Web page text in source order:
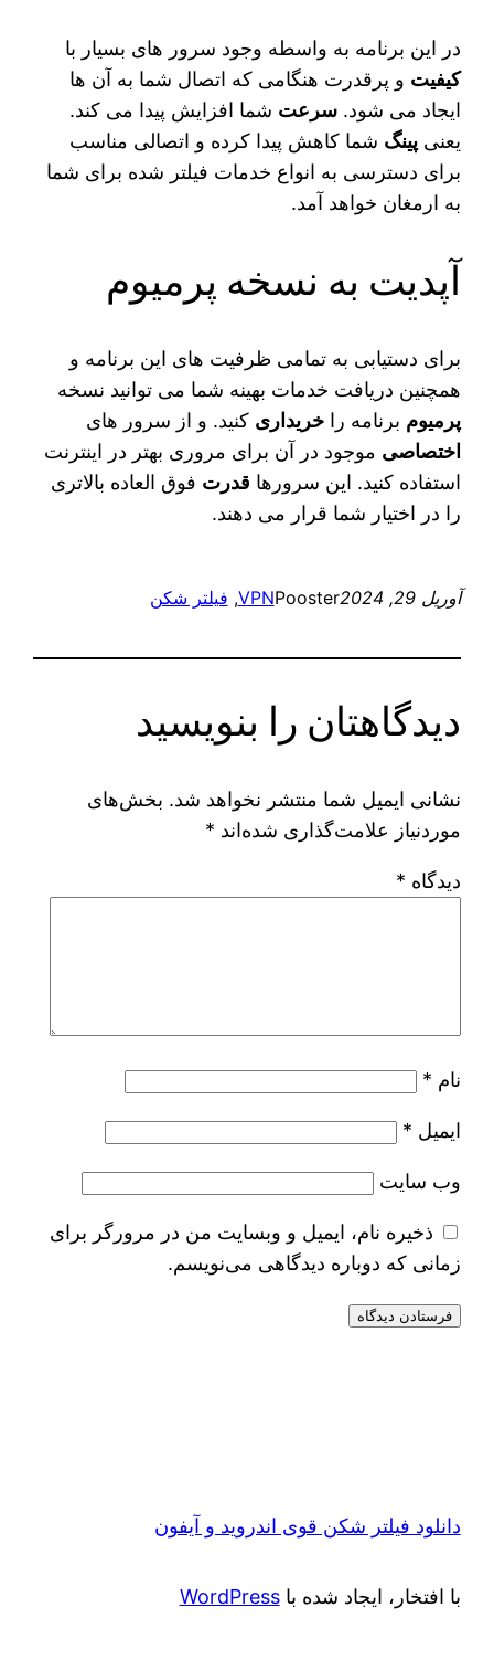
در این برنامه به واسطه وجود سرور های بسیار با
کیفیت و پرقدرت هنگامی که اتصال شما به آن ها
ایجاد می شود.سرعت شما افزایش پیدا می‌ کند.
یعنیپینگ شما کاهش پیدا کرده و اتصالی مناسب
برای دسترسی به انواع خدمات فیلتر شده برای شما
به ارمغان خواهد آمد.
آپدیت به نسخه پرمیوم
برای دستیابی به تمامی ظرفیت های این برنامه و
همچنین دریافت خدمات بهینه شما می‌ توانید نسخه
پرمیوم برنامه راخریداری کنید. و از سرور های
اختصاصی موجود در آن برای مروری بهتر در اینترنت
استفاده کنید. این سرورها قدرت فوق العاده بالاتری
را در اختیار شما قرار می دهند.
آوریل 29, 2024 Pooster
VPN
, فیلتر شکن
دیدگاهتان را بنویسید
نشانی ایمیل شما منتشر نخواهد شد. بخش‌های
موردنیاز علامت‌گذاری شده‌اند *
دیدگاه *
نام *
ایمیل *
وب‌ سایت
ذخیره نام، ایمیل و وبسایت من در مرورگر برای
زمانی که دوباره دیدگاهی می‌نویسم.
دانلود فیلتر شکن قوی اندروید و آیفون
با افتخار، ایجاد شده باWordPress